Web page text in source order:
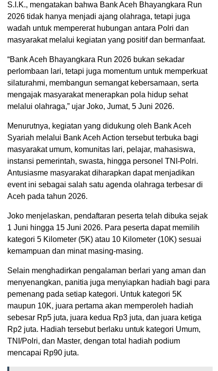
S.I.K., mengatakan bahwa Bank Aceh Bhayangkara Run
2026 tidak hanya menjadi ajang olahraga, tetapi juga
wadah untuk mempererat hubungan antara Polri dan
masyarakat melalui kegiatan yang positif dan bermanfaat.
“Bank Aceh Bhayangkara Run 2026 bukan sekadar
perlombaan lari, tetapi juga momentum untuk memperkuat
silaturahmi, membangun semangat kebersamaan, serta
mengajak masyarakat menerapkan pola hidup sehat
melalui olahraga,” ujar Joko, Jumat, 5 Juni 2026.
Menurutnya, kegiatan yang didukung oleh Bank Aceh
Syariah melalui Bank Aceh Action tersebut terbuka bagi
masyarakat umum, komunitas lari, pelajar, mahasiswa,
instansi pemerintah, swasta, hingga personel TNI-Polri.
Antusiasme masyarakat diharapkan dapat menjadikan
event ini sebagai salah satu agenda olahraga terbesar di
Aceh pada tahun 2026.
Joko menjelaskan, pendaftaran peserta telah dibuka sejak
1 Juni hingga 15 Juni 2026. Para peserta dapat memilih
kategori 5 Kilometer (5K) atau 10 Kilometer (10K) sesuai
kemampuan dan minat masing-masing.
Selain menghadirkan pengalaman berlari yang aman dan
menyenangkan, panitia juga menyiapkan hadiah bagi para
pemenang pada setiap kategori. Untuk kategori 5K
maupun 10K, juara pertama akan memperoleh hadiah
sebesar Rp5 juta, juara kedua Rp3 juta, dan juara ketiga
Rp2 juta. Hadiah tersebut berlaku untuk kategori Umum,
TNI/Polri, dan Master, dengan total hadiah podium
mencapai Rp90 juta.